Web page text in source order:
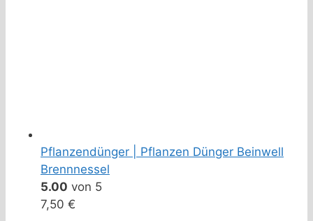
Pflanzendünger | Pflanzen Dünger Beinwell
Brennnessel
5.00 von 5
7,50 €